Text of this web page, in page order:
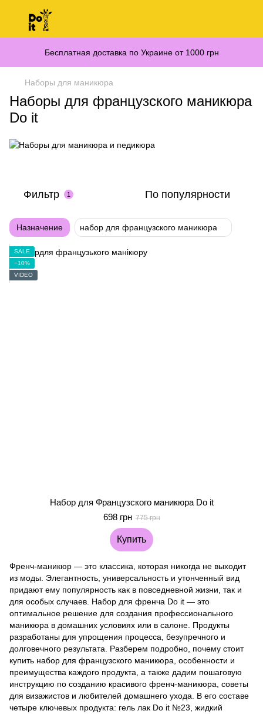
Бесплатная доставка по Украине от 1000 грн
Наборы для маникюра
Наборы для французского маникюра
Do it
Фильтр 1 По популярности
Назначение набор для французского маникюра
SALE
−10%
VIDEO
Набор для Французского маникюра Do it
698 грн 775 грн
Купить
Френч-маникюр — это классика, которая никогда не выходит
из моды. Элегантность, универсальность и утонченный вид
придают ему популярность как в повседневной жизни, так и
для особых случаев. Набор для френча Do it — это
оптимальное решение для создания профессионального
маникюра в домашних условиях или в салоне. Продукты
разработаны для упрощения процесса, безупречного и
долговечного результата. Разберем подробно, почему стоит
купить набор для французского маникюра, особенности и
преимущества каждого продукта, а также дадим пошаговую
инструкцию по созданию красивого френч-маникюра, советы
для визажистов и любителей домашнего ухода. В его составе
четыре ключевых продукта: гель лак Do it №23, жидкий